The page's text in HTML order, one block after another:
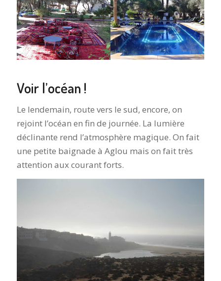
Voir l’océan !
Le lendemain, route vers le sud, encore, on
rejoint l’océan en fin de journée. La lumière
déclinante rend l’atmosphère magique. On fait
une petite baignade à Aglou mais on fait très
attention aux courant forts.